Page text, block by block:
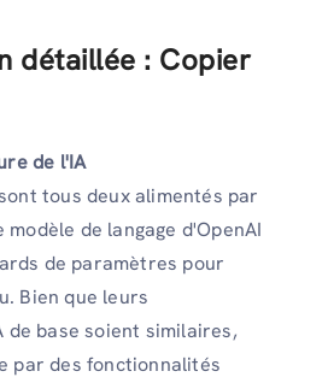
détaillée : Copier
de l'IA
tous deux alimentés par
de langage d'OpenAI
de paramètres pour
Bien que leurs
de base soient similaires,
par des fonctionnalités